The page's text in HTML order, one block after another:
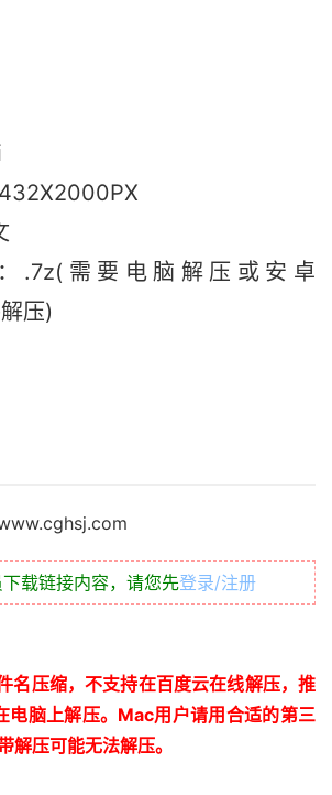
.7z(需要电脑解压或安卓
压)
载链接内容，请您先登录/注册
名压缩，不支持在百度云在线解压，推
电脑上解压。 Mac用户请用合适的第三
解压可能无法解压。